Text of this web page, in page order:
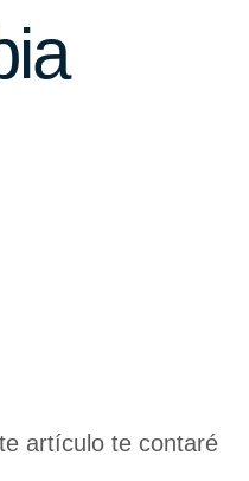
artículo te contaré